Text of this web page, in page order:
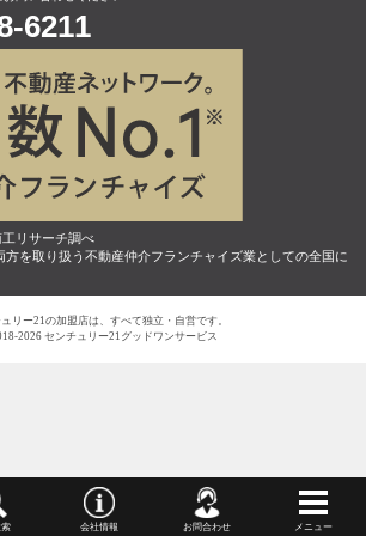
6211
リサーチ調べ
方を取り扱う不動産仲介フランチャイズ業としての全国に
リー21の加盟店は、すべて独立・自営です。
2026 センチュリー21グッドワンサービス
索 会社情報 お問合わせ メニュー